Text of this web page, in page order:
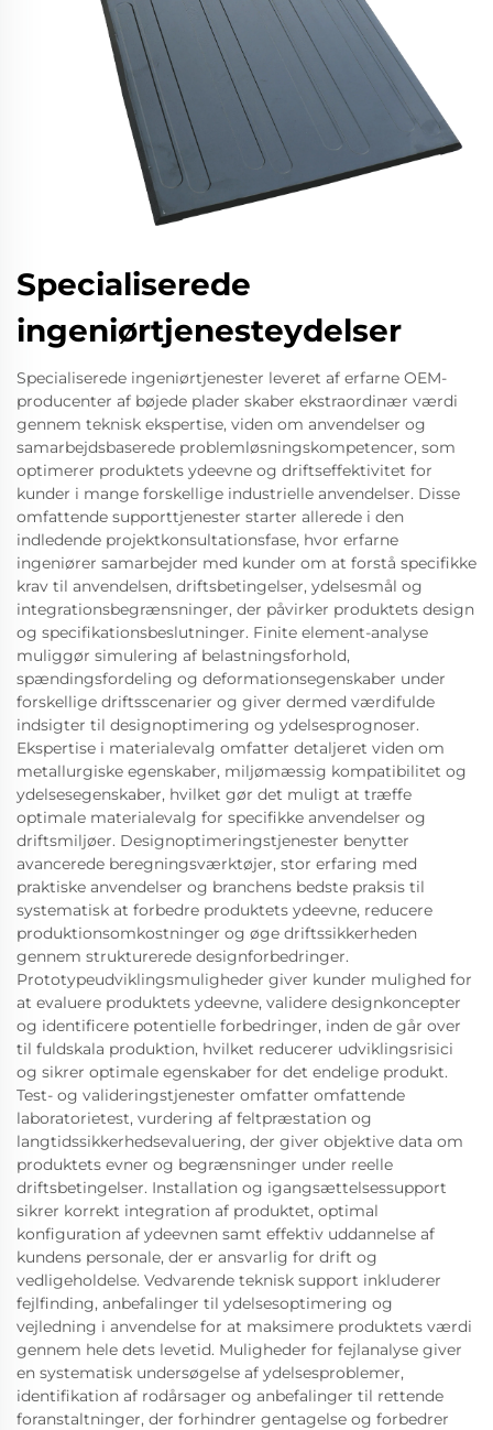
Specialiserede
ingeniørtjenesteydelser
Specialiserede ingeniørtjenester leveret af erfarne OEM-
producenter af bøjede plader skaber ekstraordinær værdi
gennem teknisk ekspertise, viden om anvendelser og
samarbejdsbaserede problemløsningskompetencer, som
optimerer produktets ydeevne og driftseffektivitet for
kunder i mange forskellige industrielle anvendelser. Disse
omfattende supporttjenester starter allerede i den
indledende projektkonsultationsfase, hvor erfarne
ingeniører samarbejder med kunder om at forstå specifikke
krav til anvendelsen, driftsbetingelser, ydelsesmål og
integrationsbegrænsninger, der påvirker produktets design
og specifikationsbeslutninger. Finite element-analyse
muliggør simulering af belastningsforhold,
spændingsfordeling og deformationsegenskaber under
forskellige driftsscenarier og giver dermed værdifulde
indsigter til designoptimering og ydelsesprognoser.
Ekspertise i materialevalg omfatter detaljeret viden om
metallurgiske egenskaber, miljømæssig kompatibilitet og
ydelsesegenskaber, hvilket gør det muligt at træffe
optimale materialevalg for specifikke anvendelser og
driftsmiljøer. Designoptimeringstjenester benytter
avancerede beregningsværktøjer, stor erfaring med
praktiske anvendelser og branchens bedste praksis til
systematisk at forbedre produktets ydeevne, reducere
produktionsomkostninger og øge driftssikkerheden
gennem strukturerede designforbedringer.
Prototypeudviklingsmuligheder giver kunder mulighed for
at evaluere produktets ydeevne, validere designkoncepter
og identificere potentielle forbedringer, inden de går over
til fuldskala produktion, hvilket reducerer udviklingsrisici
og sikrer optimale egenskaber for det endelige produkt.
Test- og valideringstjenester omfatter omfattende
laboratorietest, vurdering af feltpræstation og
langtidssikkerhedsevaluering, der giver objektive data om
produktets evner og begrænsninger under reelle
driftsbetingelser. Installation og igangsættelsessupport
sikrer korrekt integration af produktet, optimal
konfiguration af ydeevnen samt effektiv uddannelse af
kundens personale, der er ansvarlig for drift og
vedligeholdelse. Vedvarende teknisk support inkluderer
fejlfinding, anbefalinger til ydelsesoptimering og
vejledning i anvendelse for at maksimere produktets værdi
gennem hele dets levetid. Muligheder for fejlanalyse giver
en systematisk undersøgelse af ydelsesproblemer,
identifikation af rodårsager og anbefalinger til rettende
foranstaltninger, der forhindrer gentagelse og forbedrer